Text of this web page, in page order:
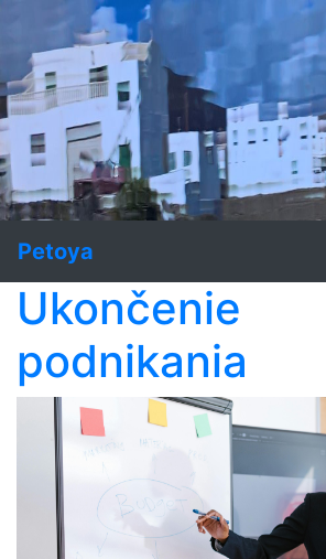
Petoya
Ukončenie
podnikania